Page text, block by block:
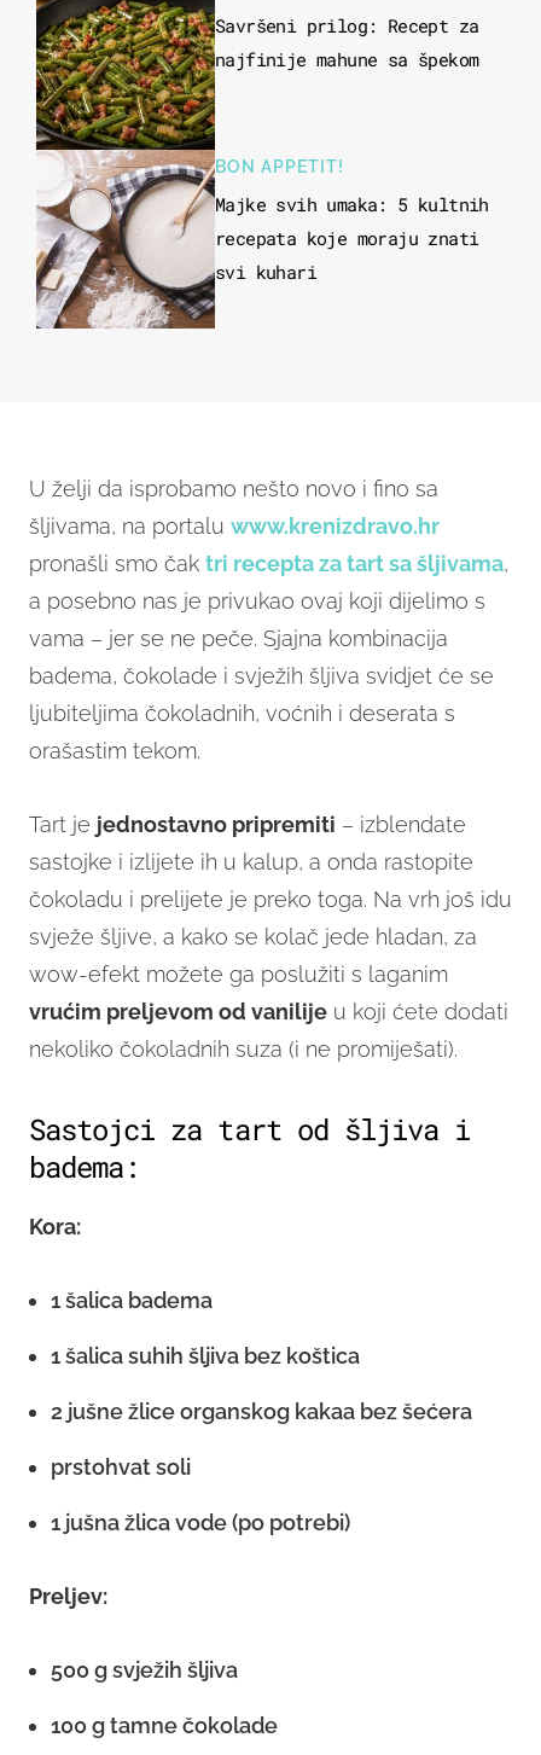
Savršeni prilog: Recept za
najfinije mahune sa špekom
BON APPETIT!
Majke svih umaka: 5 kultnih
recepata koje moraju znati
svi kuhari
U želji da isprobamo nešto novo i fino sa
šljivama, na portalu www.krenizdravo.hr
pronašli smo čak tri recepta za tart sa šljivama,
a posebno nas je privukao ovaj koji dijelimo s
vama – jer se ne peče. Sjajna kombinacija
badema, čokolade i svježih šljiva svidjet će se
ljubiteljima čokoladnih, voćnih i deserata s
orašastim tekom.
Tart je jednostavno pripremiti – izblendate
sastojke i izlijete ih u kalup, a onda rastopite
čokoladu i prelijete je preko toga. Na vrh još idu
svježe šljive, a kako se kolač jede hladan, za
wow-efekt možete ga poslužiti s laganim
vrućim preljevom od vanilije u koji ćete dodati
nekoliko čokoladnih suza (i ne promiješati).
Sastojci za tart od šljiva i
badema:
Kora:
1 šalica badema
1 šalica suhih šljiva bez koštica
2 jušne žlice organskog kakaa bez šećera
prstohvat soli
1 jušna žlica vode (po potrebi)
Preljev:
500 g svježih šljiva
100 g tamne čokolade